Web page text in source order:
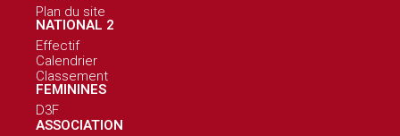
Plan du site
NATIONAL 2
Effectif
Calendrier
Classement
FEMININES
D3F
ASSOCIATION